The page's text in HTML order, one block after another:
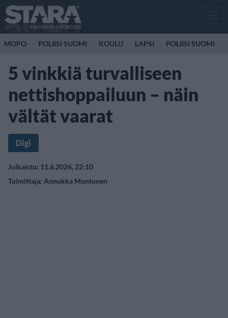
MOPO POLIISI SUOMI KOULU LAPSI POLIISI SUOMI
5 vinkkiä turvalliseen
nettishoppailuun – näin
vältät vaarat
Digi
Julkaistu: 11.6.2026, 22:10
Toimittaja: Annukka Montonen